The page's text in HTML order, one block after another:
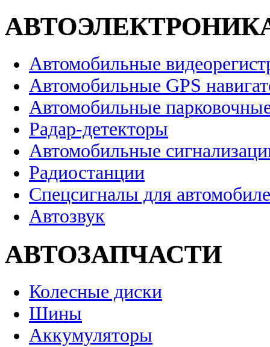
Автомобильные
Автомобильные GPS
Автомобильные
Радар-детекторы
Автомобильные
Радиостанции
Спецсигналы для
Автозвук
АВТОЗАПЧАСТИ
Колесные диски
Шины
Аккумуляторы